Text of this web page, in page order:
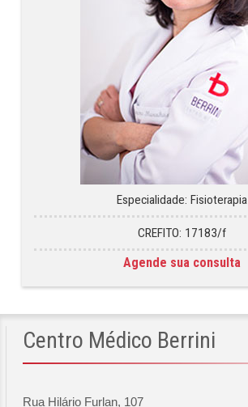
Especialidade: Fisioterapia
CREFITO: 17183/f
Agende sua consulta
Centro Médico Berrini
Rua Hilário Furlan, 107